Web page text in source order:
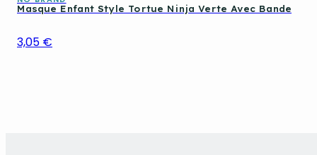
Masque Enfant Style Tortue Ninja Verte Avec Bande
3,05 €